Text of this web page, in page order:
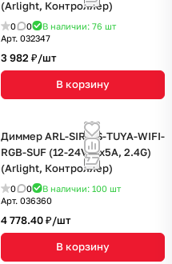
(Arlight, Контроллер)
0 0 В наличии: 76 шт
Арт. 032347
3 982 ₽/шт
В корзину
Диммер ARL-SIRIUS-TUYA-WIFI-
RGB-SUF (12-24V, 3x5A, 2.4G)
(Arlight, Контроллер)
0 0 В наличии: 100 шт
Арт. 036360
4 778.40 ₽/шт
В корзину